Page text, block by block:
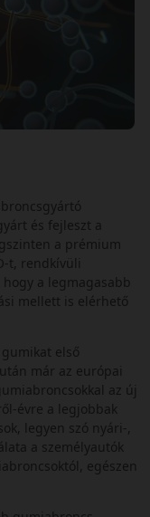
és fejleszt a
a prémium
t, rendkívüli
a legmagasabb
mellett is elérhető
első
már az európai
az új
évre a legjobbak
legyen szó nyári-,
a személyautók
egészen